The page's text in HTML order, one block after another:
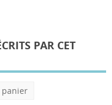
PAR CET
panier